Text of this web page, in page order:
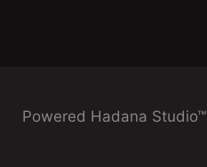
Powered Hadana Studio™